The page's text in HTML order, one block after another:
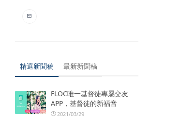
精選新聞稿 最新新聞稿
FLOC唯一基督徒專屬交友
APP，基督徒的新福音
2021/03/29